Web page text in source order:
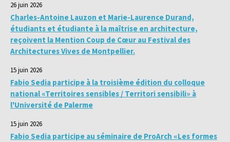
26 juin 2026
Charles-Antoine Lauzon et Marie-Laurence Durand,
étudiants et étudiante à la maîtrise en architecture,
reçoivent la Mention Coup de Cœur au Festival des
Architectures Vives de Montpellier.
15 juin 2026
Fabio Sedia participe à la troisième édition du colloque
national «Territoires sensibles / Territori sensibili» à
l'Université de Palerme
15 juin 2026
Fabio Sedia participe au séminaire de ProArch «Les formes